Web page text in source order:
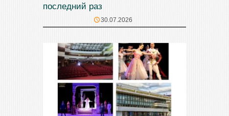
последний раз
30.07.2026